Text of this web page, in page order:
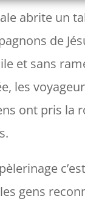
abrite un
de
et sans
les
ont pris la
gens